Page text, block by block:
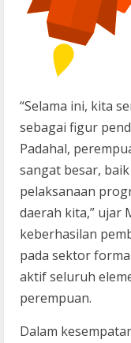
“Selama ini, kita
sebagai figur
Padahal,
sangat besar,
pelaksanaan
daerah kita,” ujar
keberhasilan
pada sektor
aktif seluruh
perempuan.
Dalam